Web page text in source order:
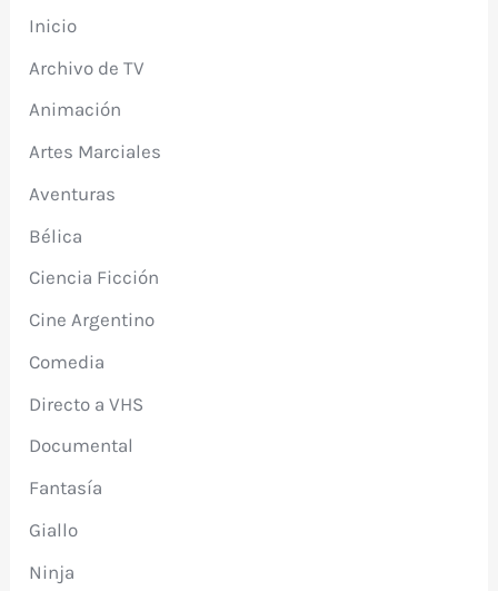
Inicio
Archivo de TV
Animación
Artes Marciales
Aventuras
Bélica
Ciencia Ficción
Cine Argentino
Comedia
Directo a VHS
Documental
Fantasía
Giallo
Ninja